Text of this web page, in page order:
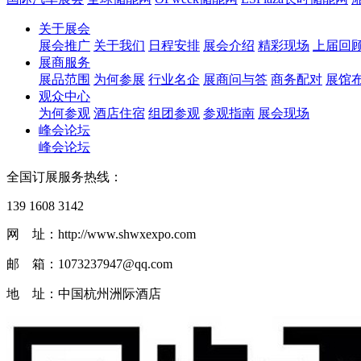
关于展会
展会推广 关于我们 日程安排 展会介绍 精彩现场
上届回
展商服务
展品范围 为何参展 行业名企 展商问与答 商务配对 展馆
观众中心
为何参观 酒店住宿 组团参观 参观指南 展会现场
峰会论坛
峰会论坛
全国订展服务热线：
139 1608 3142
网 址：http://www.shwxexpo.com
邮 箱：1073237947@qq.com
地 址：中国杭州洲际酒店